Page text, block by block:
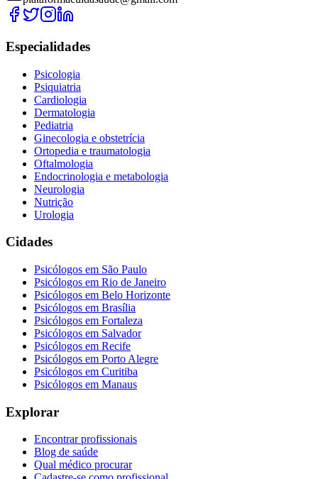
Especialidades
Psicologia
Psiquiatria
Cardiologia
Dermatologia
Pediatria
Ginecologia e obstetrícia
Ortopedia e traumatologia
Oftalmologia
Endocrinologia e metabologia
Neurologia
Nutrição
Urologia
Cidades
Psicólogos em São Paulo
Psicólogos em Rio de Janeiro
Psicólogos em Belo Horizonte
Psicólogos em Brasília
Psicólogos em Fortaleza
Psicólogos em Salvador
Psicólogos em Recife
Psicólogos em Porto Alegre
Psicólogos em Curitiba
Psicólogos em Manaus
Explorar
Encontrar profissionais
Blog de saúde
Qual médico procurar